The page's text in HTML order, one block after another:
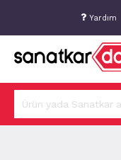
Yardım